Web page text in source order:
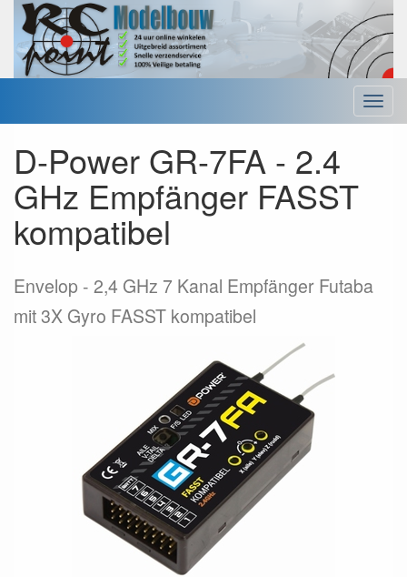
Menu
D-Power GR-7FA - 2.4
GHz Empfänger FASST
kompatibel
Envelop
2,4 GHz 7 Kanal Empfänger Futaba
mit 3X Gyro FASST kompatibel